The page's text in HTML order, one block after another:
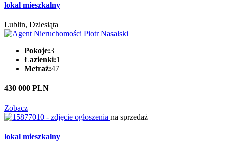
lokal mieszkalny
Lublin, Dziesiąta
Pokoje:3
Łazienki:1
Metraż:47
430 000 PLN
Zobacz
na sprzedaż
lokal mieszkalny